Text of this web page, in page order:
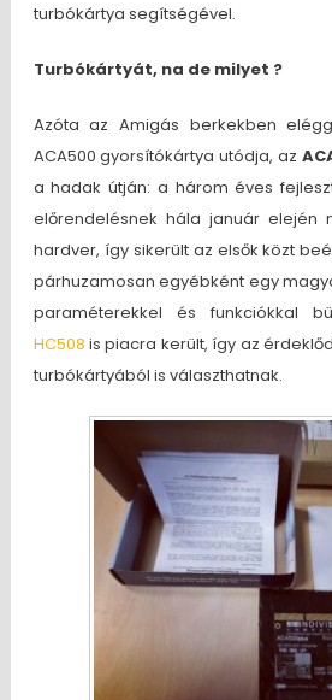
turbókártya segítségével.
Turbókártyát, na de milyet ?
Azóta az Amigás berkekben
ACA500 gyorsítókártya utódja, az
a hadak útján: a három éves
előrendelésnek hála január elején
hardver, így sikerült az elsők közt
párhuzamosan egyébként egy
paraméterekkel és funkciókkal
HC508 is piacra került, így az
turbókártyából is választhatnak.